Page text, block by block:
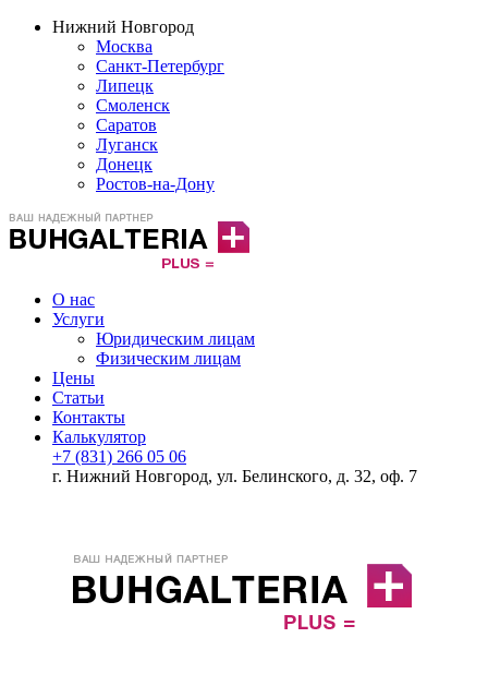
Нижний Новгород
Москва
Санкт-Петербург
Липецк
Смоленск
Саратов
Луганск
Донецк
Ростов-на-Дону
О нас
Услуги
Юридическим лицам
Физическим лицам
Цены
Статьи
Контакты
Калькулятор
+7 (831) 266 05 06
г. Нижний Новгород, ул. Белинского, д. 32, оф. 7